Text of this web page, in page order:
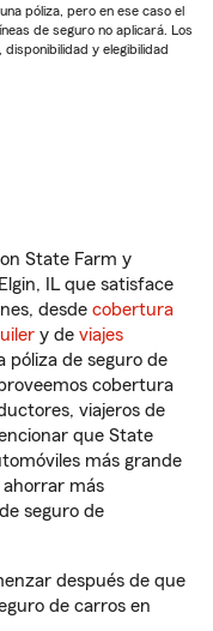
póliza, pero en ese caso el
de seguro no aplicará. Los
y elegibilidad
State Farm y
IL que satisface
desde cobertura
y de viajes
póliza de seguro de
cobertura
viajeros de
que State
más grande
ahorrar más
seguro de
después de que
de carros en